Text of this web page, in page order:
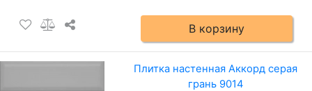
В корзину
Плитка настенная Аккорд серая
грань 9014